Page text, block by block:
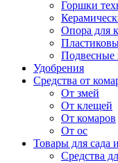
Горшки
Опора для
Подвесные
Удобрения
Средства от
От змей
От клещей
От комаров
От ос
Товары для сада
Средства